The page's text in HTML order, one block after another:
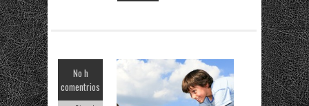
No h
comentrios